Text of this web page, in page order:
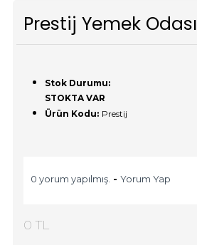
Prestij Yemek Odası
Stok Durumu:
STOKTA VAR
Ürün Kodu: Prestij
0 yorum yapılmış. - Yorum Yap
0 TL